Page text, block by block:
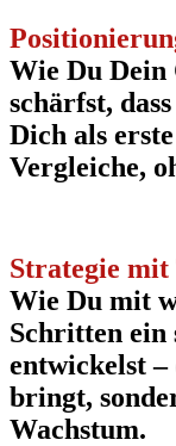
Wie Du Dein
schärfst,
Dich als
Vergleiche,
Strategie mit
Wie Du mit
Schritten ein
entwickelst –
bringt,
Wachstum.